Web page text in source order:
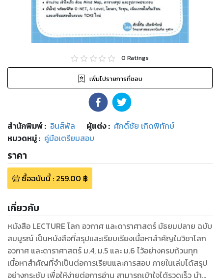
0 Ratings
เพิ่มไปรายการที่ชอบ
สำนักพิมพ์: อินส์พัล ผู้แต่ง : ศักดิ์ชัย เกิดพิทักษ์
หมวดหมู่: คู่มือเตรียมสอบ
ราคา
ซื้อฉบับนี้: 259.00 ฿
เกี่ยวกับ
หนังสือ LECTURE โลก อวกาศ และดาราศาสตร์ มัธยมปลาย ฉบับ
สมบูรณ์ เป็นหนังสือที่สรุปและเรียบเรียงเนื้อหาสำคัญในวิชาโลก
อวกาศ และดาราศาสตร์ ม.4, ม.5 และ ม.6 ไว้อย่างครบถ้วนทุก
เนื้อหาสำคัญที่จำเป็นต่อการเรียนและการสอบ ภายในเล่มได้สรุป
อย่างกระชับ เพื่อให้ง่ายต่อการอ่าน สามารถเข้าใจได้รวดเร็ว นำ